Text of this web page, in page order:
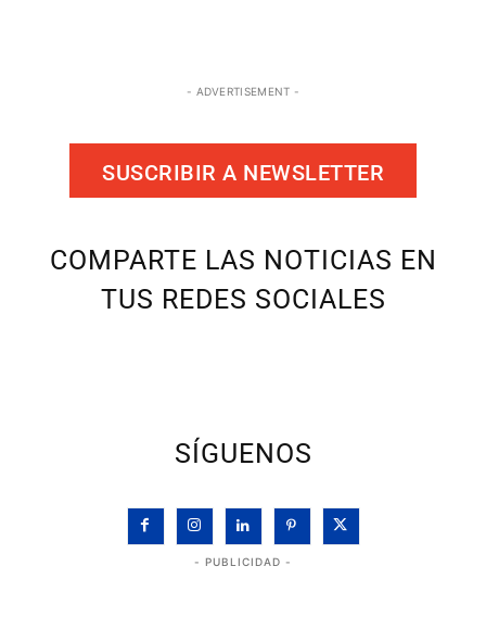
- ADVERTISEMENT -
SUSCRIBIR A NEWSLETTER
COMPARTE LAS NOTICIAS EN
TUS REDES SOCIALES
SÍGUENOS
- PUBLICIDAD -